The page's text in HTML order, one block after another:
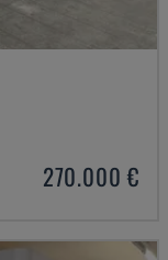
270.000 €